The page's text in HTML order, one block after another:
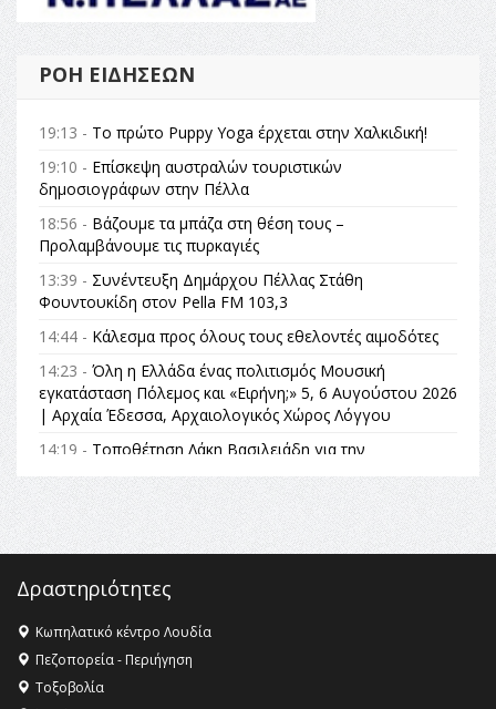
ΡΟΉ ΕΙΔΉΣΕΩΝ
19:13 - Το πρώτο Puppy Yoga έρχεται στην Χαλκιδική!
19:10 - Επίσκεψη αυστραλών τουριστικών
δημοσιογράφων στην Πέλλα
18:56 - Βάζουμε τα μπάζα στη θέση τους –
Προλαμβάνουμε τις πυρκαγιές
13:39 - Συνέντευξη Δημάρχου Πέλλας Στάθη
Φουντουκίδη στον Pella FM 103,3
14:44 - Κάλεσμα προς όλους τους εθελοντές αιμοδότες
14:23 - Όλη η Ελλάδα ένας πολιτισμός Μουσική
εγκατάσταση Πόλεμος και «Ειρήνη;» 5, 6 Αυγούστου 2026
| Αρχαία Έδεσσα, Αρχαιολογικός Χώρος Λόγγου
14:19 - Τοποθέτηση Λάκη Βασιλειάδη για την
Αναθεώρηση του Συντάγματος: «Σε τέτοιες κορυφαίες
θεσμικές διαδικασίες υπάρχει μόνο η ευθύνη απέναντι
στις επόμενες γενιές»
16:35 -Το πρόγραμμα του ΠΑΟΚ στον δεύτερο γύρο του
16:27 - Όλυμπος: Εντάχθηκε στον Κατάλογο Παγκόσμιας
Κληρονομιάς της UNESCO – Ομόφωνη η απόφαση Ο
Όλυμπος αναγνωρίστηκε ως φυσικό και πολιτιστικό
αγαθό εξέχουσας οικουμενικής αξίας για την
ανθρωπότητα
Δραστηριότητες
Κωπηλατικό κέντρο Λουδία
Πεζοπορεία - Περιήγηση
Τοξοβολία